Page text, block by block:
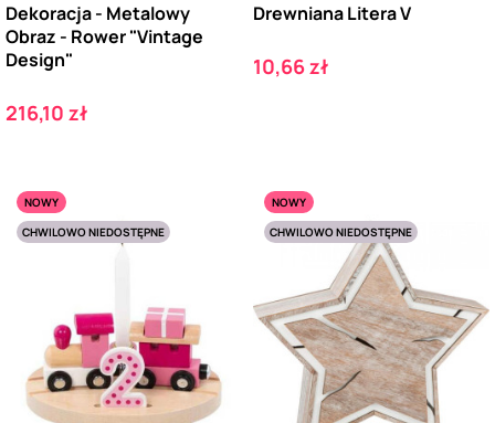
Dekoracja - Metalowy
Obraz - Rower "Vintage
Design"
Cena
216,10 zł
Drewniana Litera V
Cena
10,66 zł
NOWY
CHWILOWO NIEDOSTĘPNE
NOWY
CHWILOWO NIEDOSTĘPNE